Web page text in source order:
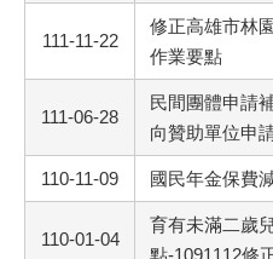
111-11-22
修正高雄市林
作業要點
111-06-28
民間團體申請
向贊助單位申
110-11-09 國民年金保費
110-01-04
育有未滿二歲
點-1091112修